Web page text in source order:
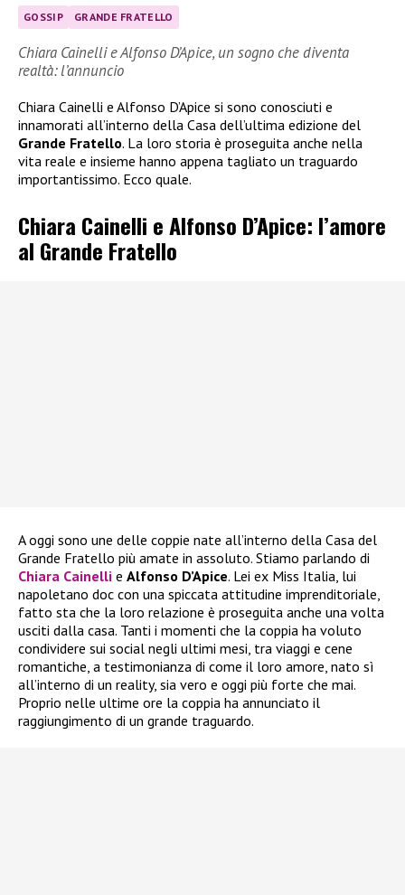
GOSSIP GRANDE FRATELLO
Chiara Cainelli e Alfonso D’Apice, un sogno che diventa
realtà: l’annuncio
Chiara Cainelli e Alfonso D’Apice si sono conosciuti e
innamorati all’interno della Casa dell’ultima edizione del
Grande Fratello. La loro storia è proseguita anche nella
vita reale e insieme hanno appena tagliato un traguardo
importantissimo. Ecco quale.
Chiara Cainelli e Alfonso D’Apice: l’amore
al Grande Fratello
A oggi sono une delle coppie nate all’interno della Casa del
Grande Fratello più amate in assoluto. Stiamo parlando di
Chiara Cainelli e Alfonso D’Apice. Lei ex Miss Italia, lui
napoletano doc con una spiccata attitudine imprenditoriale,
fatto sta che la loro relazione è proseguita anche una volta
usciti dalla casa. Tanti i momenti che la coppia ha voluto
condividere sui social negli ultimi mesi, tra viaggi e cene
romantiche, a testimonianza di come il loro amore, nato sì
all’interno di un reality, sia vero e oggi più forte che mai.
Proprio nelle ultime ore la coppia ha annunciato il
raggiungimento di un grande traguardo.